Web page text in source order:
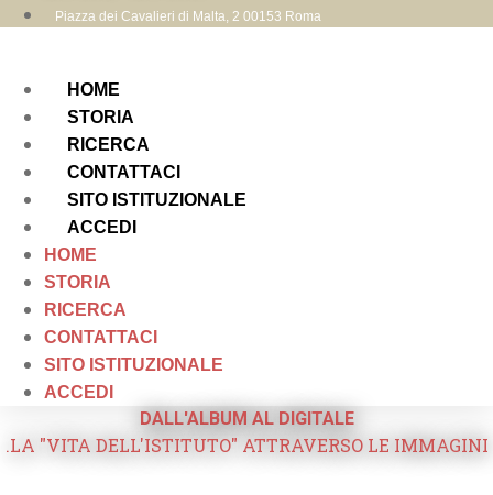
Piazza dei Cavalieri di Malta, 2 00153 Roma
HOME
STORIA
RICERCA
CONTATTACI
SITO ISTITUZIONALE
ACCEDI
HOME
STORIA
RICERCA
CONTATTACI
SITO ISTITUZIONALE
ACCEDI
DALL'ALBUM AL DIGITALE
.LA "VITA DELL'ISTITUTO" ATTRAVERSO LE IMMAGINI